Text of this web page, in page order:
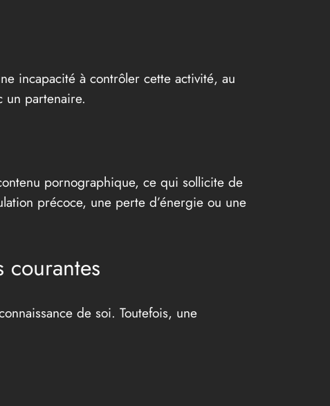
incapacité à contrôler cette activité, au
un partenaire.
pornographique, ce qui sollicite de
précoce, une perte d’énergie ou une
courantes
de soi. Toutefois, une